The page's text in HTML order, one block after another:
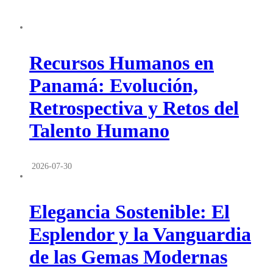
Recursos Humanos en
Panamá: Evolución,
Retrospectiva y Retos del
Talento Humano
2026-07-30
Elegancia Sostenible: El
Esplendor y la Vanguardia
de las Gemas Modernas